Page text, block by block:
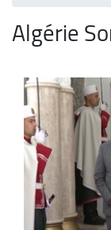
Algérie